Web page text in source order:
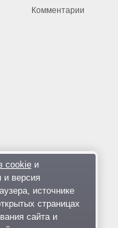
Комментарии
cookieи
и версия
источнике
страницах
сайта и